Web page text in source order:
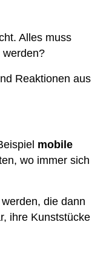
Alles muss
werden?
Reaktionen aus
mobile
wo immer sich
die dann
ihre Kunststücke